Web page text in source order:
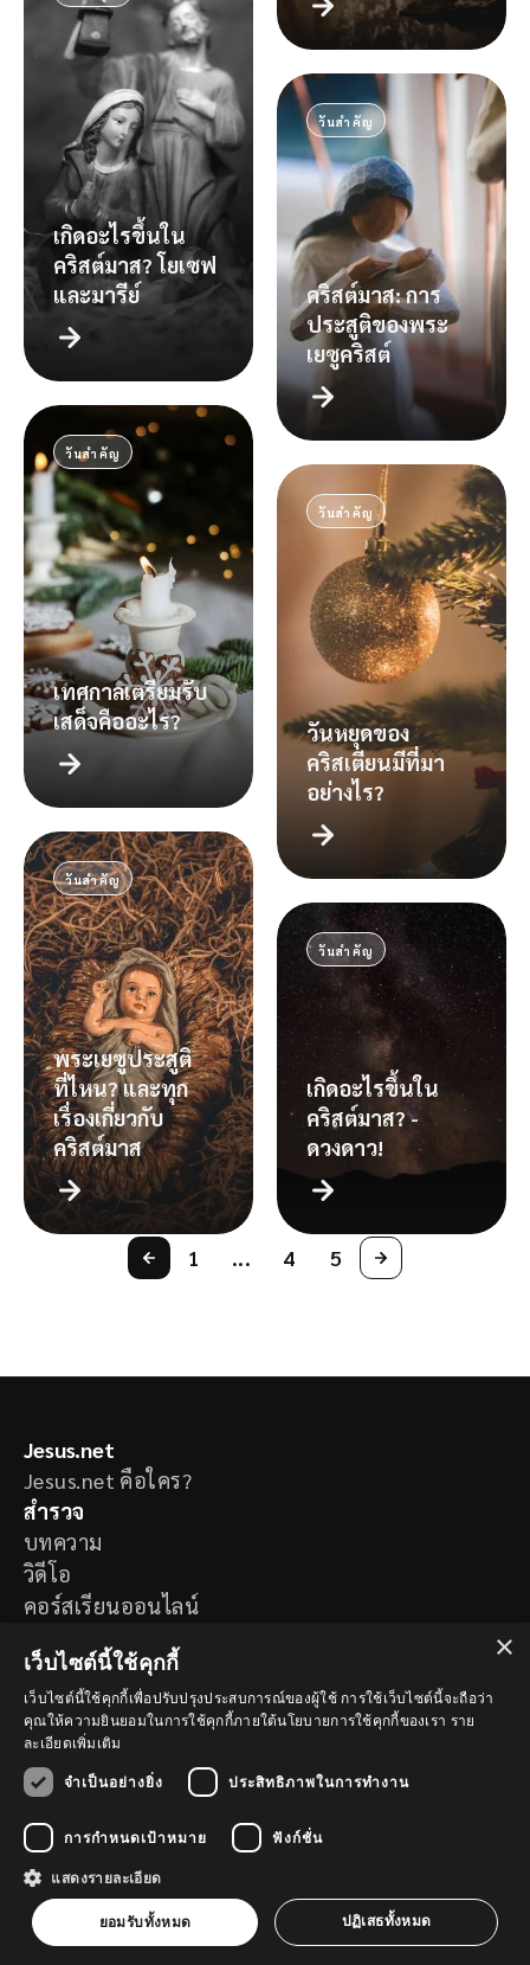
เกิดอะไรขึ้นใน
คริสต์มาส? โยเซฟ
และมารีย์
วันสำคัญ
คริสต์มาส: การ
ประสูติของพระ
เยซูคริสต์
วันสำคัญ
เทศกาลเตรียมรับ
เสด็จคืออะไร?
วันสำคัญ
วันหยุดของ
คริสเตียนมีที่มา
อย่างไร?
วันสำคัญ
พระเยซูประสูติ
ที่ไหน? และทุก
เรื่องเกี่ยวกับ
คริสต์มาส
วันสำคัญ
เกิดอะไรขึ้นใน
คริสต์มาส? -
ดวงดาว!
1 ... 4 5
Jesus.net
Jesus.net คือใคร?
สำรวจ
บทความ
วิดีโอ
คอร์สเรียนออนไลน์
ต้องการคำอธิษฐาน
มีคำถาม
ติดตามเรา
© Copyright 2026 th.Jesus.net นโยบายความเป็นส่วนตัว
นโยบายคุกกี้a WebNLsite
×
เว็บไซต์นี้ใช้คุกกี้
เว็บไซต์นี้ใช้คุกกี้เพื่อปรับปรุงประสบการณ์ของผู้ใช้ การใช้เว็บไซต์นี้จะถือว่า
คุณให้ความยินยอมในการใช้คุกกี้ภายใต้นโยบายการใช้คุกกี้ของเรา ราย
ละเอียดเพิ่มเติม
จำเป็นอย่างยิ่ง
ประสิทธิภาพในการทำงาน
การกำหนดเป้าหมาย ฟังก์ชั่น
แสดงรายละเอียด
ยอมรับทั้งหมด ปฏิเสธทั้งหมด